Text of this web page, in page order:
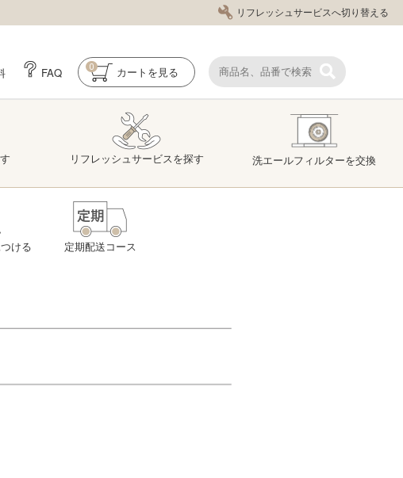
リフレッシュサービスへ切り替える
FAQ カート を見る
0
リフレッシュサービスを探す 洗エールフィルターを交換
ける 定期配送コース